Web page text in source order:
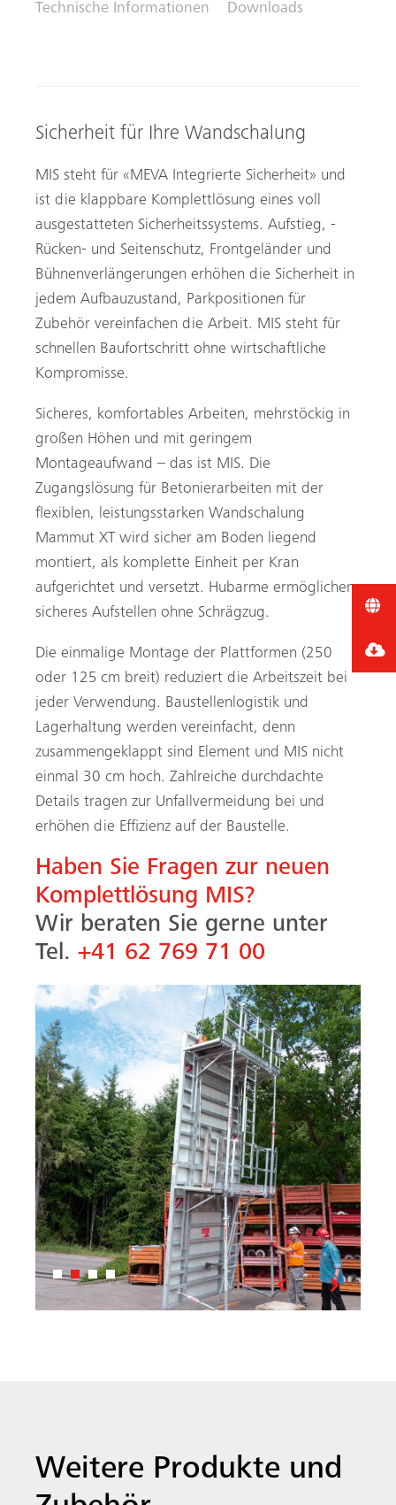
Technische Informationen Downloads
Sicherheit für Ihre Wandschalung
MIS steht für «MEVA Integrierte Sicherheit» und
ist die klappbare Komplettlösung eines voll
ausgestatteten Sicherheitssystems. Aufstieg, ­
Rücken- und Seitenschutz, Frontgeländer und
Bühnenverlängerungen erhöhen die ­Sicherheit in
jedem Aufbauzustand, Parkpositionen für
Zubehör vereinfachen die Arbeit. MIS steht für
schnellen Baufortschritt ohne wirtschaftliche
Kompromisse.
Sicheres, komfortables Arbeiten, mehrstöckig in
großen Höhen und mit geringem
Montageaufwand – das ist MIS. Die
Zugangslösung für Betonierarbeiten mit der
flexiblen, leistungsstarken Wandschalung
Mammut XT wird sicher am Boden liegend
montiert, als komplette Einheit per Kran
aufgerichtet und versetzt. Hubarme ermöglichen
sicheres Aufstellen ohne Schrägzug.
Die einmalige Montage der Plattformen (250
oder 125 cm breit) reduziert die Arbeitszeit bei
jeder Verwendung. Baustellenlogistik und
Lagerhaltung werden vereinfacht, denn
zusammengeklappt sind Element und MIS nicht
einmal 30 cm hoch. Zahlreiche durchdachte
Details tragen zur Unfallvermeidung bei und
erhöhen die Effizienz auf der Baustelle.
Haben Sie Fragen zur neuen
Komplettlösung MIS?
Wir beraten Sie gerne unter
Tel. +41 62 769 71 00
Vorheriges
Weitere Produkte und